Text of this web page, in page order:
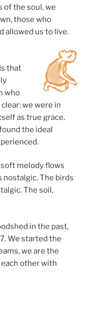
of the soul, we
those who
allowed us to live.
that
who
we were in
as true grace.
the ideal
melody flows
nostalgic. The birds
The soil,
in the past,
We started the
we are the
other with